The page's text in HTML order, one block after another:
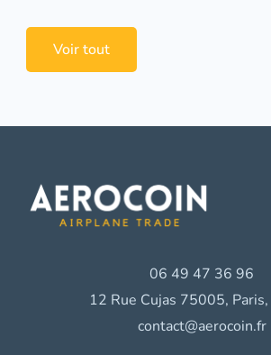
Voir tout
06 49 47 36 96
12 Rue Cujas 75005, Paris,
contact@aerocoin.fr